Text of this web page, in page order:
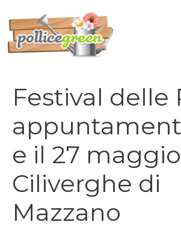
contenuto
Festival delle
e il 27
Ciliverghe di
Mazzano